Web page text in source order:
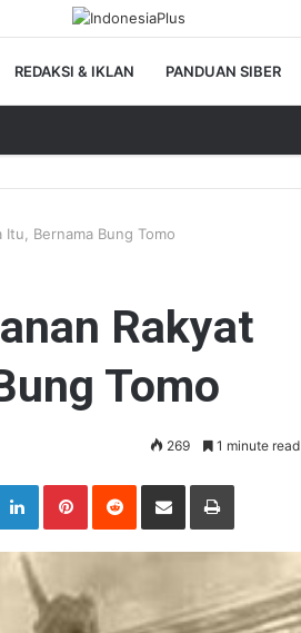
REDAKSI & IKLAN PANDUAN SIBER
Itu, Bernama Bung Tomo
Rakyat
Tomo
269 1 minute read
LinkedInPinterestReddit Share via Email Print